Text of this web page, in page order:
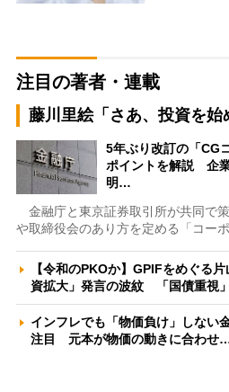
注目の著者・連載
藤川里絵「さあ、投資を始
5年ぶり改訂の「CG
ポイントを解説 企
明…
金融庁と東京証券取引所が共同で
や取締役会のあり方を定める「コー
【令和のPKOか】GPIFをめぐる
資拡大」発言の波紋 「国債重視
インフレでも「物価負け」しない
注目 元本が物価の動きに合わせ